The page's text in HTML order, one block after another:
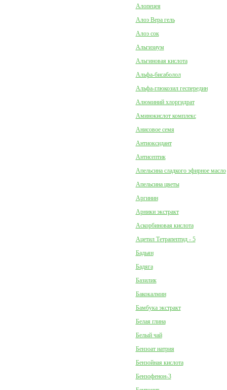
Алопецея
Алоэ Вера гель
Алоэ сок
Альгизиум
Альгиновая кислота
Альфа-бисаболол
Альфа-глюкозил геспередин
Алюминий хлоргидрат
Аминокислот комплекс
Анисовое семя
Антиоксидант
Антисептик
Апельсина сладкого эфирное масло
Апельсина цветы
Аргинин
Арники экстракт
Аскорбиновая кислота
Ацетил Тетрапептид - 5
Бадьян
Бадяга
Базилик
Бакокалмин
Бамбука экстракт
Белая глина
Белый чай
Бензоат натрия
Бензойная кислота
Бензофенон-3